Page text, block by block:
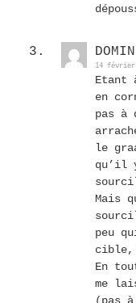
14 février
Etant
en
pas à
le
qu’il
Mais
peu
cible,
En
me